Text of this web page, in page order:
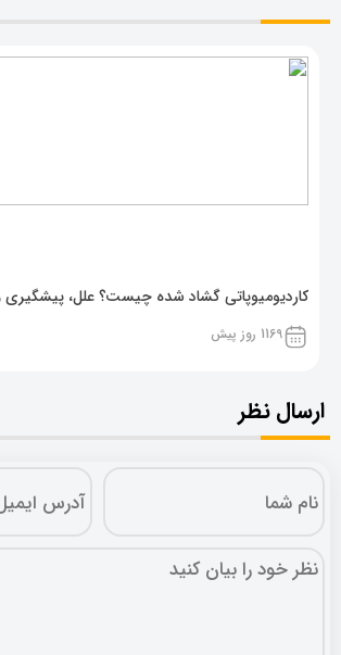
کاردیومیوپاتی گشاد شده چیست؟ علل، پیشگیری
1169 روز پیش
ارسال نظر